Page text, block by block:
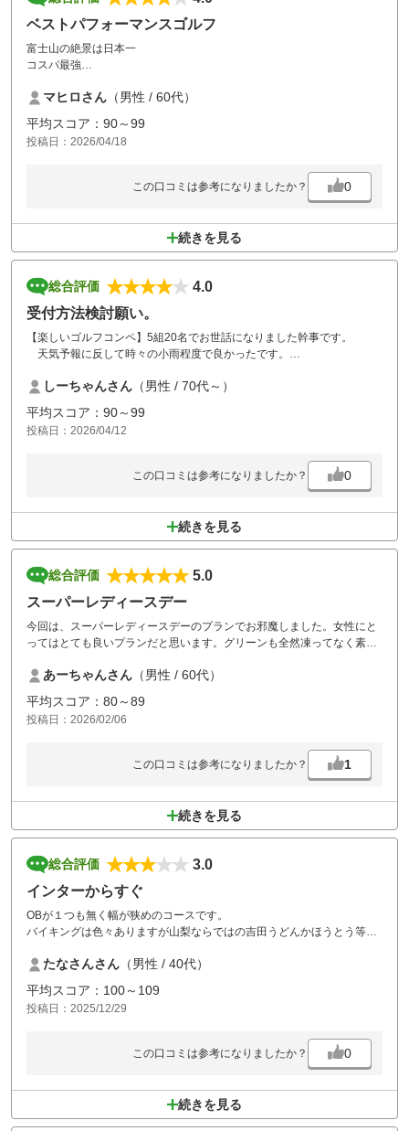
ベストパフォーマンスゴルフ
富士山の絶景は日本一
コスパ最強
そして食事の質が高い
素晴らしいゴルフ場です
ゴルフ仲間に自信を持って紹介できます
マヒロさん （男性 / 60代）
平均スコア：90～99
投稿日：2026/04/18
この口コミは参考になりましたか？ 0
続きを見る
総合評価
4.0
受付方法検討願い。
【楽しいゴルフコンペ】5組20名でお世話になりました幹事です。
天気予報に反して時々の小雨程度で良かったです。
ゴルフ場専用カ－ドがないため受付で面倒だと多数の方（高齢者）に
言われました。この時代では仕方ないかと思いますが何か良い方法
ないでしょうか...？ここのゴルフ場は全てワンペナなので大たたき
しないと好評なので今後は数回利用したいと思いますので検討願いま
幹事
しーちゃんさん （男性 / 70代～）
平均スコア：90～99
投稿日：2026/04/12
この口コミは参考になりましたか？ 0
続きを見る
総合評価
5.0
スーパーレディースデー
今回は、スーパーレディースデーのプランでお邪魔しました。女性にと
ってはとても良いプランだと思います。グリーンも全然凍ってなく素晴
ったり方向さえ間違いなければ良いスコアが出ると思います。
またみんなでワイワイしながら楽しくゴルフをしにお伺いしたいと思い
ます。よろしくお願いいたします。
あーちゃんさん （男性 / 60代）
平均スコア：80～89
投稿日：2026/02/06
この口コミは参考になりましたか？ 1
続きを見る
総合評価
3.0
インターからすぐ
OBが１つも無く幅が狭めのコースです。
バイキングは色々ありますが山梨ならではの吉田うどんかほうとう等が
カートは自動で無く途中の自動販売機は現金のみです。
たなさんさん （男性 / 40代）
平均スコア：100～109
投稿日：2025/12/29
この口コミは参考になりましたか？ 0
続きを見る